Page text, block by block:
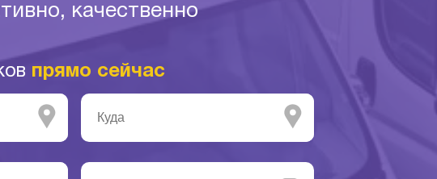
качественно
прямо сейчас